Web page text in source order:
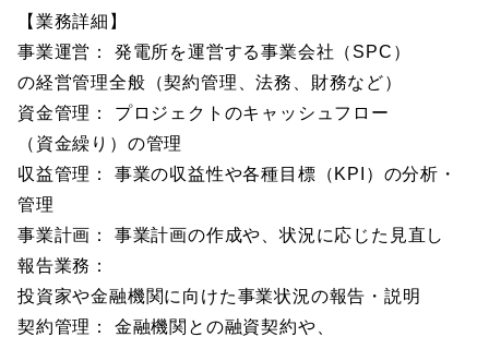
【業務詳細】
事業運営： 発電所を運営する事業会社（SPC）
の経営管理全般（契約管理、法務、財務など）
資金管理： プロジェクトのキャッシュフロー
（資金繰り）の管理
収益管理： 事業の収益性や各種目標（KPI）の分析・
管理
事業計画： 事業計画の作成や、状況に応じた見直し
報告業務：
投資家や金融機関に向けた事業状況の報告・説明
契約管理： 金融機関との融資契約や、